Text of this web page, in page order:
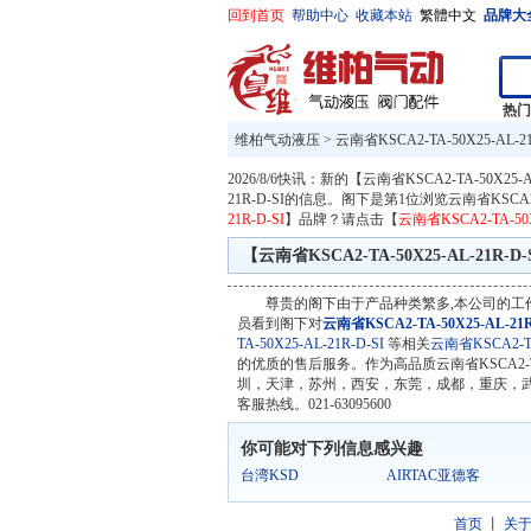
回到首页 帮助中心 收藏本站 繁體中文 品牌大
热
维柏气动液压 > 云南省KSCA2-TA-50X25-AL-
2026/8/6快讯：新的【云南省KSCA2-TA-
21R-D-SI的信息。阁下是第1位浏览云南省
21R-D-SI】品牌？请点击【云南省KSCA2-TA-
【云南省KSCA2-TA-50X25-AL-21R-
尊贵的阁下由于产品种类繁多,本公司的
员看到阁下对云南省KSCA2-TA-50X25-AL-
TA-50X25-AL-21R-D-SI 等相关云南省KSCA2-
的优质的售后服务。作为高品质云南省
圳，天津，苏州，西安，东莞，成都，重庆，
客服热线。021-63095600
你可能对下列信息感兴趣
台湾KSD AIRTAC亚德客
首页丨 关